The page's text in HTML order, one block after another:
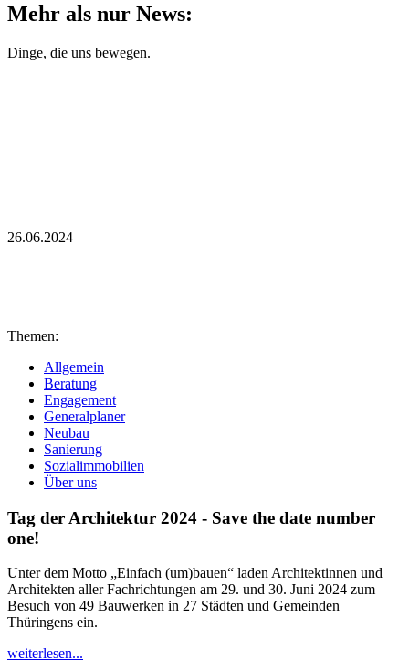
Mehr als nur News:
Dinge, die uns bewegen.
26.06.2024
Themen:
Allgemein
Beratung
Engagement
Generalplaner
Neubau
Sanierung
Sozialimmobilien
Über uns
Tag der Architektur 2024 - Save the date number
one!
Unter dem Motto „Einfach (um)bauen“ laden Architektinnen und
Architekten aller Fachrichtungen am 29. und 30. Juni 2024 zum
Besuch von 49 Bauwerken in 27 Städten und Gemeinden
Thüringens ein.
weiterlesen...